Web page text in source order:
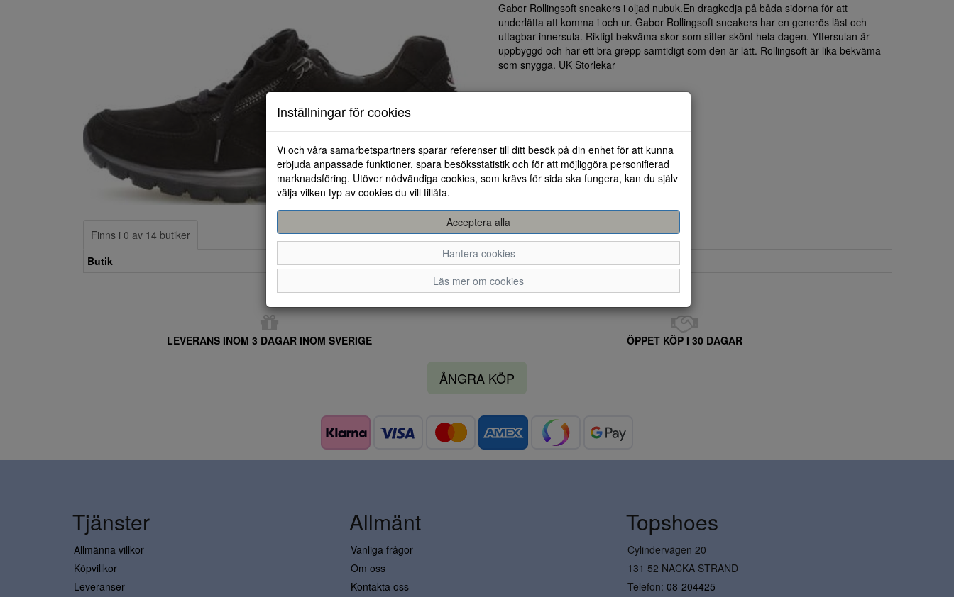
Gabor Rollingsoft sneakers i oljad nubuk.En dragkedja på båda sidorna för att
underlätta att komma i och ur. Gabor Rollingsoft sneakers har en generös läst och
uttagbar innersula. Riktigt bekväma skor som sitter skönt hela dagen. Yttersulan är
uppbyggd och har ett bra grepp samtidigt som den är lätt. Rollingsoft är lika bekväma
som snygga. UK Storlekar
Finns i 0 av 14 butiker
Butik
LEVERANS INOM 3 DAGAR INOM SVERIGE ÖPPET KÖP I 30 DAGAR
ÅNGRA KÖP
Inställningar för cookies
Vi och våra samarbetspartners sparar referenser till ditt besök på din enhet för att kunna
erbjuda anpassade funktioner, spara besöksstatistik och för att möjliggöra personifierad
marknadsföring. Utöver nödvändiga cookies, som krävs för sida ska fungera, kan du själv
välja vilken typ av cookies du vill tillåta.
Acceptera alla
Hantera cookies
Läs mer om cookies
Tjänster
Allmänna villkor
Köpvillkor
Leveranser
Allmänt
Vanliga frågor
Om oss
Kontakta oss
Topshoes
Cylindervägen 20
131 52 NACKA STRAND
Telefon: 08-204425